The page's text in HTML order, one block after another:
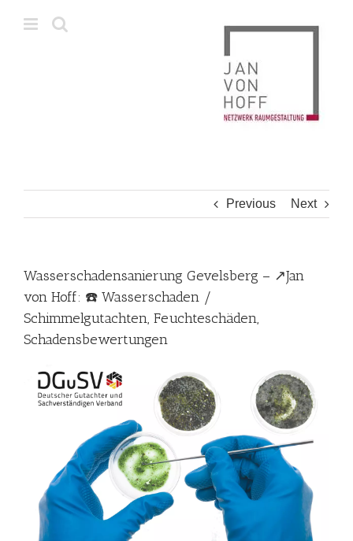
Previous Next
Wasserschadensanierung Gevelsberg – ↗️Jan
von Hoff: ☎️ Wasserschaden /
Schimmelgutachten, Feuchteschäden,
Schadensbewertungen